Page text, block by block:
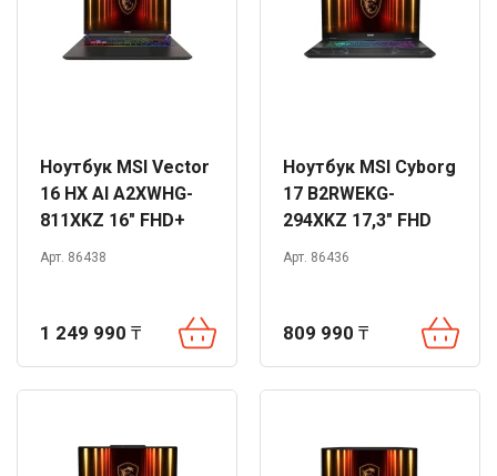
Ноутбук MSI Vector
16 HX AI A2XWHG-
811XKZ 16" FHD+
144Hz Ultra 7 255HX
Арт. 86438
1 249 990 ₸
Ноутбук MSI Cyborg
17 B2RWEKG-
294XKZ 17,3" FHD
144Hz Core 7 240H
Арт. 86436
809 990 ₸